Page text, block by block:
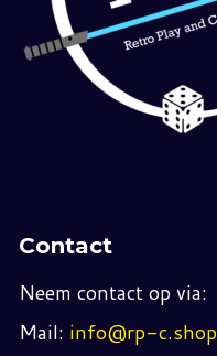
Contact
Neem contact op via:
Mail: info@rp-c.shop